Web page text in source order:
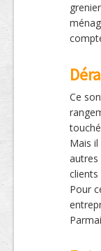
Ce
Mais
autres
clients
Pour